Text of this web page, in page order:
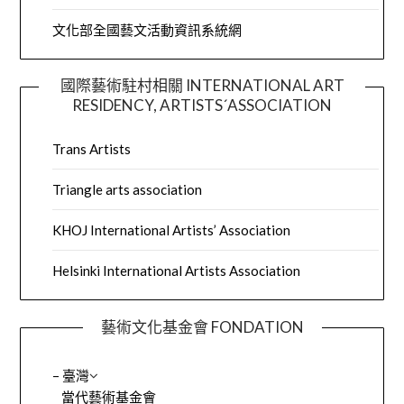
文化部全國藝文活動資訊系統網
國際藝術駐村相關 INTERNATIONAL ART
RESIDENCY, ARTISTS´ASSOCIATION
Trans Artists
Triangle arts association
KHOJ International Artists’ Association
Helsinki International Artists Association
藝術文化基金會 FONDATION
– 臺灣
當代藝術基金會